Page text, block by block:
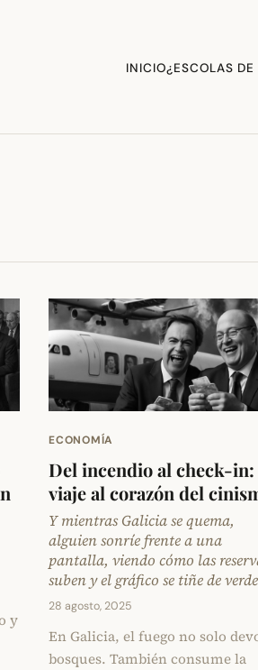
INICIO¿ESCOLAS DE
y
ECONOMÍA
Del incendio al check-in:
viaje al corazón del
Y mientras Galicia se quema,
alguien sonríe frente a una
pantalla, viendo cómo las
suben y el gráfico se tiñe de verde
28 agosto, 2025
En Galicia, el fuego no solo
bosques. También consume la